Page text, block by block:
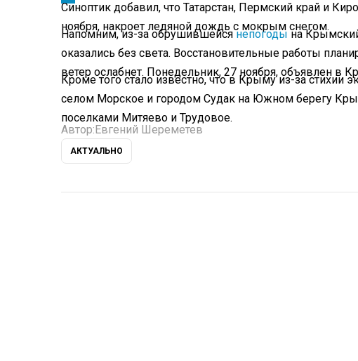
Синоптик добавил, что Татарстан, Пермский край и
ноября, накроет ледяной дождь с мокрым снегом.
Напомним, из-за обрушившейсянепогоды на
оказались без света. Восстановительные работы
ветер ослабнет. Понедельник, 27 ноября, объявлен
Кроме того стало известно, что в Крыму из-за стихии
селом Морское и городом Судак на Южном берегу
поселками Митяево и Трудовое.
Автор: Евгений Шереметев
АКТУАЛЬНО